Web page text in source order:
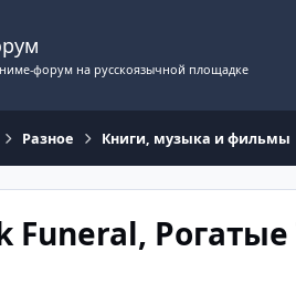
форум на русскоязычной площадке
Разное Книги, музыка и фильмы
Funeral,